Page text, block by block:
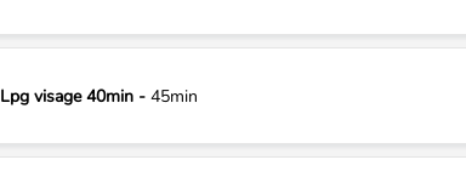
Lpg visage 40min - 45min